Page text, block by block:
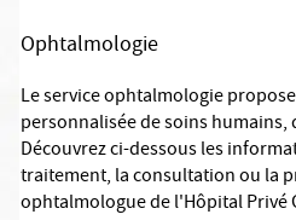
Ophtalmologie
Le service ophtalmologie
personnalisée de soins
Découvrez ci-dessous les
traitement, la consultation ou la
ophtalmologue de l'Hôpital Privé